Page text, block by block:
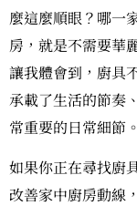
麼這麼順眼？哪一
房，就是不需要華
讓我體會到，廚具
承載了生活的節奏
常重要的日常細節。
如果你正在尋找廚
改善家中廚房動線